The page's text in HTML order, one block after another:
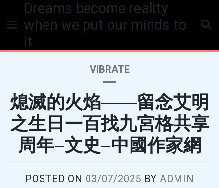
content
Dreams become reality
when we put our minds to
it.
VIBRATE
熄滅的火焰——留念艾明
之生日一百找九宮格共享
周年–文史–中國作家網
POSTED ON 03/07/2025 BY ADMIN